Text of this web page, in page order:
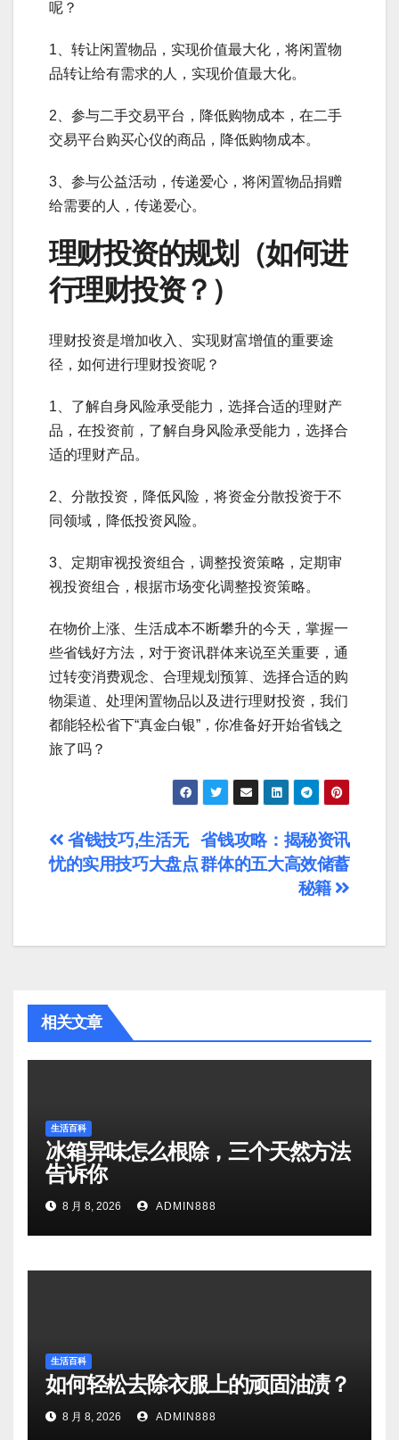
呢？
1、转让闲置物品，实现价值最大化，将闲置物
品转让给有需求的人，实现价值最大化。
2、参与二手交易平台，降低购物成本，在二手
交易平台购买心仪的商品，降低购物成本。
3、参与公益活动，传递爱心，将闲置物品捐赠
给需要的人，传递爱心。
理财投资的规划（如何进
行理财投资？）
理财投资是增加收入、实现财富增值的重要途
径，如何进行理财投资呢？
1、了解自身风险承受能力，选择合适的理财产
品，在投资前，了解自身风险承受能力，选择合
适的理财产品。
2、分散投资，降低风险，将资金分散投资于不
同领域，降低投资风险。
3、定期审视投资组合，调整投资策略，定期审
视投资组合，根据市场变化调整投资策略。
在物价上涨、生活成本不断攀升的今天，掌握一
些省钱好方法，对于资讯群体来说至关重要，通
过转变消费观念、合理规划预算、选择合适的购
物渠道、处理闲置物品以及进行理财投资，我们
都能轻松省下“真金白银”，你准备好开始省钱之
旅了吗？
文
章
航
省钱攻略：揭秘资讯
群体的五大高效储蓄
秘籍
省钱技巧,生活无
忧的实用技巧大盘点
相关文章
生活百科
冰箱异味怎么根除，三个天然方法
告诉你
8 月 8, 2026 ADMIN888
生活百科
如何轻松去除衣服上的顽固油渍？
8 月 8, 2026 ADMIN888